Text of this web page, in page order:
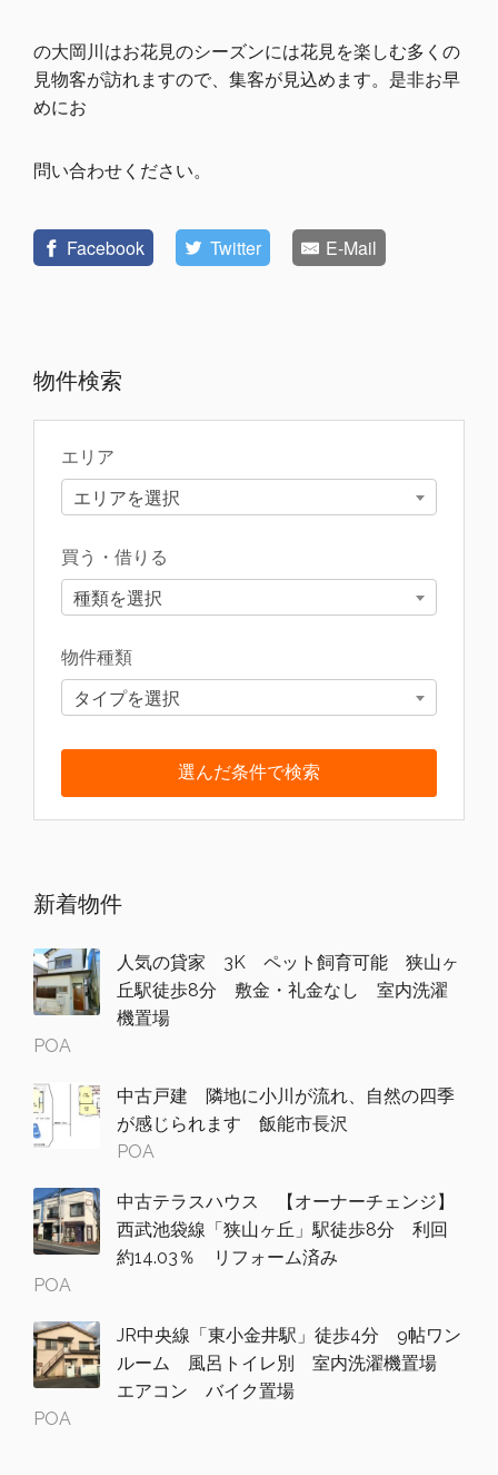
の大岡川はお花見のシーズンには花見を楽しむ多くの
見物客が訪れますので、集客が見込めます。是非お早
めにお
問い合わせください。
Facebook Twitter E-Mail
物件検索
エリア
エリアを選択
買う・借りる
種類を選択
物件種類
タイプを選択
新着物件
人気の貸家 3K ペット飼育可能 狭山ヶ
丘駅徒歩8分 敷金・礼金なし 室内洗濯
機置場
POA
中古戸建 隣地に小川が流れ、自然の四季
が感じられます 飯能市長沢
POA
中古テラスハウス 【オーナーチェンジ】
西武池袋線「狭山ヶ丘」駅徒歩8分 利回
約14.03％ リフォーム済み
POA
JR中央線「東小金井駅」徒歩4分 9帖ワン
ルーム 風呂トイレ別 室内洗濯機置場
エアコン バイク置場
POA